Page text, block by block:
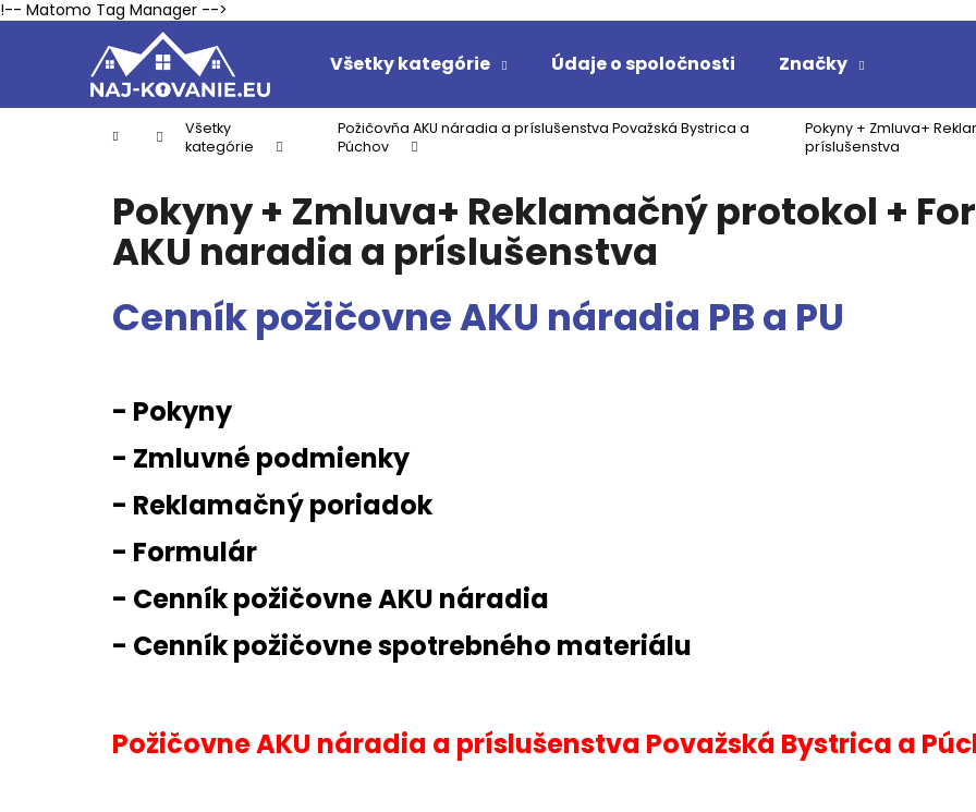
!-- Matomo Tag Manager -->
Všetky kategórie Údaje o spoločnosti Značky
Domov Všetky
kategórie
Požičovňa AKU náradia a príslušenstva Považská Bystrica a
Púchov
Pokyny + Zmluva+
príslušenstva
Pokyny + Zmluva+ Reklamačný protokol +
AKU naradia a príslušenstva
Cenník požičovne AKU náradia PB a PU
- Pokyny
- Zmluvné podmienky
- Reklamačný poriadok
- Formulár
- Cenník požičovne AKU náradia
- Cenník požičovne spotrebného materiálu
Požičovne AKU náradia a príslušenstva Považská Bystrica a
K
Späť
Späť
Čo potrebujete nájsť?
HĽADAŤ
Odporúčame